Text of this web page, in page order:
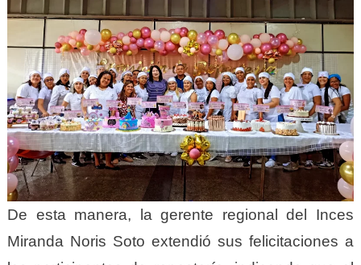
De esta manera, la gerente regional del Inces
Miranda Noris Soto extendió sus felicitaciones a